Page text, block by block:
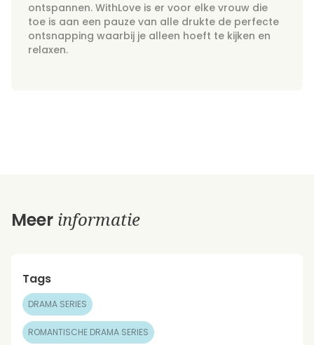
ontspannen. WithLove is er voor elke vrouw die
toe is aan een pauze van alle drukte de perfecte
ontsnapping waarbij je alleen hoeft te kijken en
relaxen.
Meer informatie
Tags
DRAMA SERIES
ROMANTISCHE DRAMA SERIES